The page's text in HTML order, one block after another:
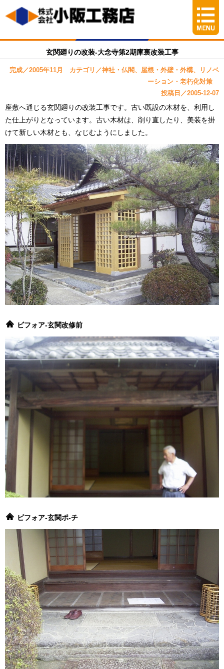
玄関廻りの改装-大念寺第2期庫裏改装工事
完成／2005年11月 カテゴリ／神社・仏閣、屋根・外壁・外構、リノベ
ーション・老朽化対策
投稿日／2005-12-07
座敷へ通じる玄関廻りの改装工事です。古い既設の木材を、利用し
た仕上がりとなっています。古い木材は、削り直したり、美装を掛
けて新しい木材とも、なじむようにしました。
ビフォア-玄関改修前
ビフォア-玄関ポ-チ